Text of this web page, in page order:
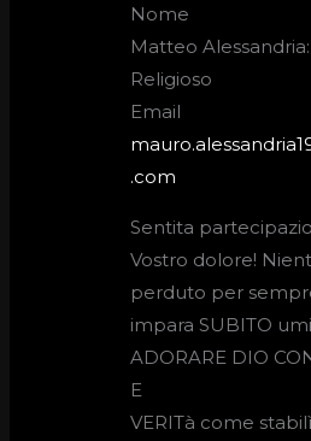
Nome
Matteo
Religioso
Email
.com
Sentita
Vostro dolore!
perduto per
impara SUBITO
ADORARE DIO
E
VERITà come